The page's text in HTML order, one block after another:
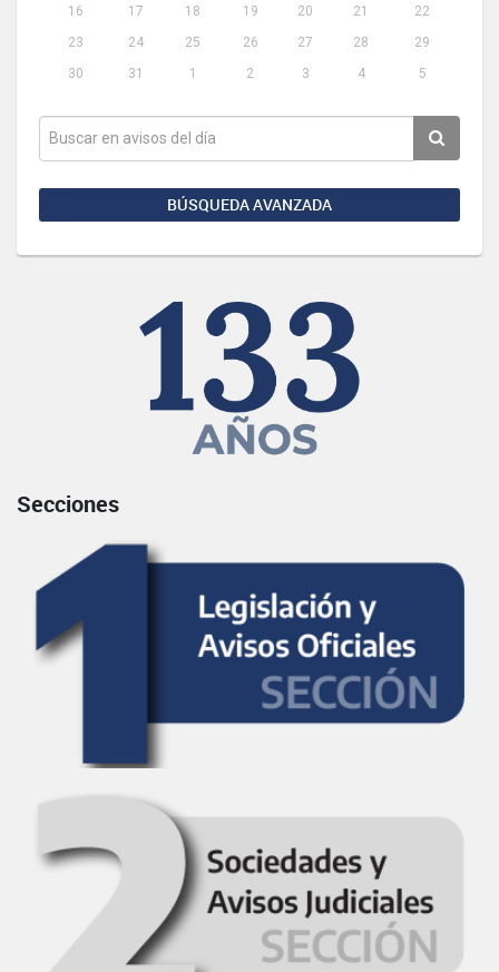
16
17 18 19 20 21
22
23
24 25 26 27 28
29
30
31 1 2 3 4 5
BÚSQUEDA AVANZADA
Secciones